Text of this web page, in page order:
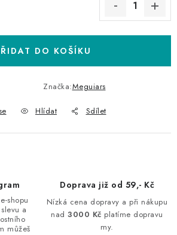
DO KOŠÍKU
Značka:Meguiars
Hlídat Sdílet
shopu
a
můžeš
Doprava již od 59,- Kč
Nízká cena dopravy a při nákupu
nad3000 Kč platíme dopravu
my.